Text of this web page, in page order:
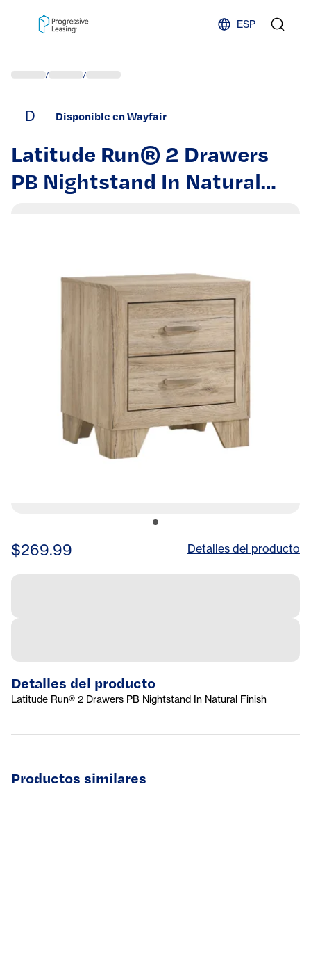
ESP
/ /
D Disponible en Wayfair
Latitude Run® 2 Drawers
PB Nightstand In Natural
$269.99 Detalles del producto
Detalles del producto
Latitude Run® 2 Drawers PB Nightstand In Natural Finish
Productos similares